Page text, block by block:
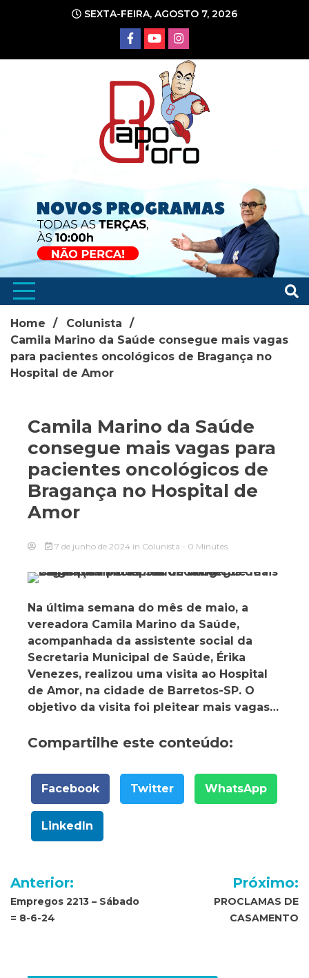
conteúdo
SEXTA-FEIRA, AGOSTO 7, 2026
Home
Colunista
Camila Marino da Saúde consegue mais vagas
para pacientes oncológicos de Bragança no
Hospital de Amor
Camila Marino da Saúde
consegue mais vagas para
pacientes oncológicos de
Bragança no Hospital de
Amor
7 de junho de 2024 in Colunista - 0 Minutes
Na última semana do mês de maio, a
vereadora Camila Marino da Saúde,
acompanhada da assistente social da
Secretaria Municipal de Saúde, Érika
Venezes, realizou uma visita ao Hospital
de Amor, na cidade de Barretos-SP. O
objetivo da visita foi pleitear mais vagas…
Compartilhe este conteúdo:
Facebook Twitter WhatsApp
LinkedIn
Navegação
de
Anterior:
Empregos 2213 – Sábado
= 8-6-24
Próximo:
PROCLAMAS DE
CASAMENTO